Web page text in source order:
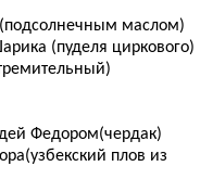
маслом)
(пуделя циркового)
Федором(чердак)
плов из